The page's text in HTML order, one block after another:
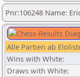
Pnr:106248 Name:
Alle Partien ab
Wins with White:
Draws with White: